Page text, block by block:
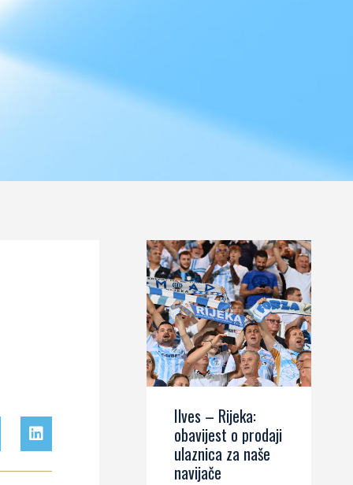
Ilves – Rijeka:
obavijest o prodaji
ulaznica za naše
navijače